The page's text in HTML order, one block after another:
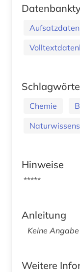
Chemie
Hinweise
*****
Anleitung
Keine Angabe
Weitere